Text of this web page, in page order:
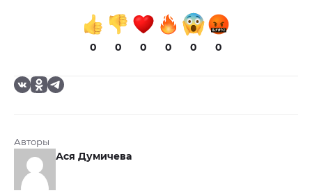
0 0 0 0 0 0
Авторы
Ася Думичева